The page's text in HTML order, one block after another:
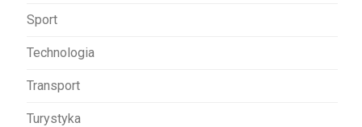
Sport
Technologia
Transport
Turystyka